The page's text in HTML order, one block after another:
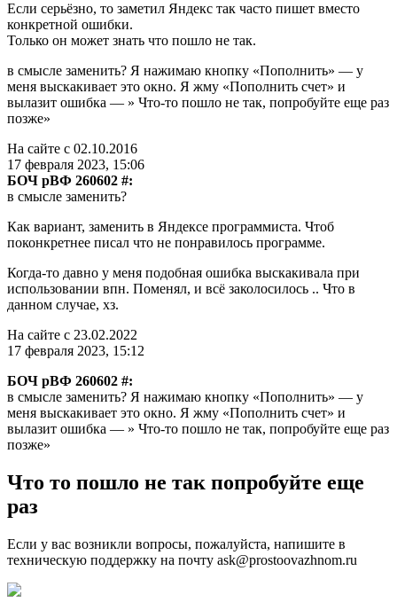
Если серьёзно, то заметил Яндекс так часто пишет вместо
конкретной ошибки.
Только он может знать что пошло не так.
в смысле заменить? Я нажимаю кнопку «Пополнить» — у
меня выскакивает это окно. Я жму «Пополнить счет» и
вылазит ошибка — » Что-то пошло не так, попробуйте еще раз
позже»
На сайте с 02.10.2016
17 февраля 2023, 15:06
БОЧ рВФ 260602 #:
в смысле заменить?
Как вариант, заменить в Яндексе программиста. Чтоб
поконкретнее писал что не понравилось программе.
Когда-то давно у меня подобная ошибка выскакивала при
использовании впн. Поменял, и всё заколосилось .. Что в
данном случае, хз.
На сайте с 23.02.2022
17 февраля 2023, 15:12
БОЧ рВФ 260602 #:
в смысле заменить? Я нажимаю кнопку «Пополнить» — у
меня выскакивает это окно. Я жму «Пополнить счет» и
вылазит ошибка — » Что-то пошло не так, попробуйте еще раз
позже»
Что то пошло не так попробуйте еще
раз
Если у вас возникли вопросы, пожалуйста, напишите в
техническую поддержку на почту ask@prostoovazhnom.ru